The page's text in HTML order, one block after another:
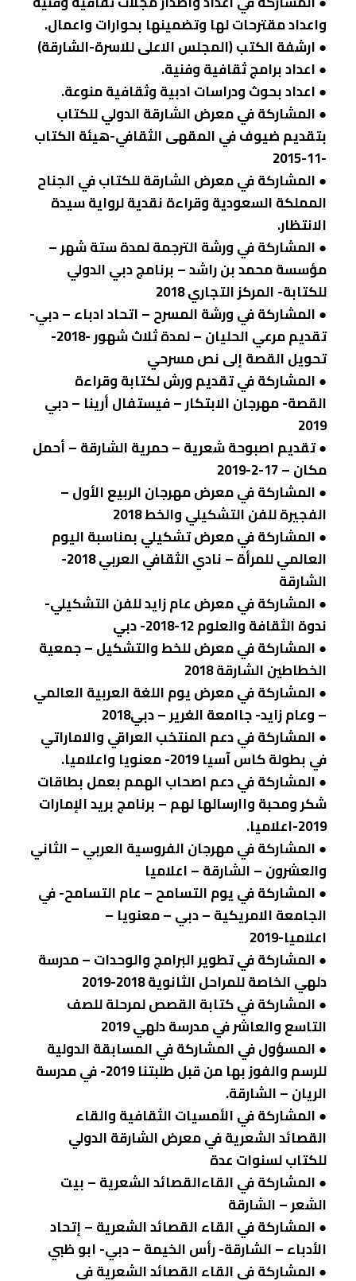
واعداد مقترحات لها وتضمينها بحوارات واعمال.
● ارشفة الكتب (المجلس الاعلى للاسرة-الشارقة)
● اعداد برامج ثقافية وفنية.
● اعداد بحوث ودراسات ادبية وثقافية منوعة.
● المشاركة في معرض الشارقة الدولي للكتاب
بتقديم ضيوف في المقهى الثقافي-هيئة الكتاب
-11-2015
● المشاركة في معرض الشارقة للكتاب في الجناح
المملكة السعودية وقراءة نقدية لرواية سيدة
الانتظار.
● المشاركة في ورشة الترجمة لمدة ستة شهر –
مؤسسة محمد بن راشد – برنامج دبي الدولي
للكتابة- المركز التجاري 2018
● المشاركة في ورشة المسرح – اتحاد ادباء – دبي-
تقديم مرعي الحليان – لمدة ثلاث شهور -2018-
تحويل القصة إلى نص مسرحي
● المشاركة في تقديم ورش لكتابة وقراءة
القصة- مهرجان الابتكار – فيستفال أرينا – دبي
2019
● تقديم اصبوحة شعرية – حمرية الشارقة – أحمل
مكان – 17-2-2019
● المشاركة في معرض مهرجان الربيع الأول –
الفجيرة للفن التشكيلي والخط 2018
● المشاركة في معرض تشكيلي بمناسبة اليوم
العالمي للمرأة – نادي الثقافي العربي 2018-
الشارقة
● المشاركة في معرض عام زايد للفن التشكيلي-
ندوة الثقافة والعلوم 12-2018- دبي
● المشاركة في معرض للخط والتشكيل – جمعية
الخطاطين الشارقة 2018
● المشاركة في معرض يوم اللغة العربية العالمي
– وعام زايد- جاامعة الغرير – دبي2018
● المشاركة في دعم المنتخب العراقي والاماراتي
في بطولة كاس آسيا 2019- معنويا واعلاميا.
● المشاركة في دعم اصحاب الهمم بعمل بطاقات
شكر ومحبة واارسالها لهم – برنامج بريد الإمارات
2019-اعلاميا.
● المشاركة في مهرجان الفروسية العربي – الثاني
والعشرون – الشارقة – اعلاميا
● المشاركة في يوم التسامح – عام التسامح- في
الجامعة الامريكية – دبي – معنويا –
اعلاميا-2019
● المشاركة في تطوير البرامج والوحدات – مدرسة
دلهي الخاصة للمراحل الثانوية 2018-2019
● المشاركة في كتابة القصص لمرحلة للصف
التاسع والعاشر في مدرسة دلهي 2019
● المسؤول في المشاركة في المسابقة الدولية
للرسم والفوز بها من قبل طلبتنا 2019- في مدرسة
الريان – الشارقة.
● المشاركة في الأمسيات الثقافية والقاء
القصائد الشعرية في معرض الشارقة الدولي
للكتاب لسنوات عدة
● المشاركة في القاءالقصائد الشعرية – بيت
الشعر – الشارقة
● المشاركة في القاء القصائد الشعرية – إتحاد
الأدباء – الشارقة- رأس الخيمة – دبي- ابو ظبي
● المشاركة في القاء القصائد الشعرية في